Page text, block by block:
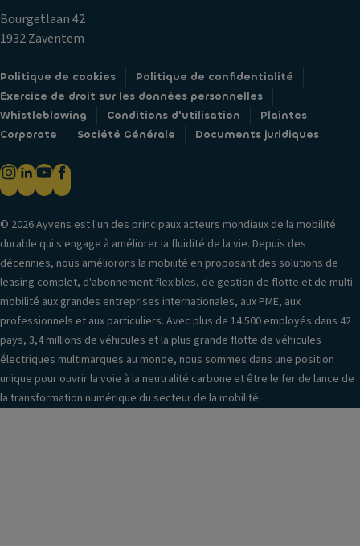
Bourgetlaan 42
1932 Zaventem
Politique de cookies
Politique de confidentialité
Exercice de droit sur les données personnelles
Whistleblowing
Conditions d'utilisation
Plaintes
Corporate
Société Générale Documents juridiques
© 2026 Ayvens est l'un des principaux acteurs mondiaux de la mobilité
durable qui s'engage à améliorer la fluidité de la vie. Depuis des
décennies, nous améliorons la mobilité en proposant des solutions de
leasing complet, d'abonnement flexibles, de gestion de flotte et de multi-
mobilité aux grandes entreprises internationales, aux PME, aux
professionnels et aux particuliers. Avec plus de 14 500 employés dans 42
pays, 3,4 millions de véhicules et la plus grande flotte de véhicules
électriques multimarques au monde, nous sommes dans une position
unique pour ouvrir la voie à la neutralité carbone et être le fer de lance de
la transformation numérique du secteur de la mobilité.